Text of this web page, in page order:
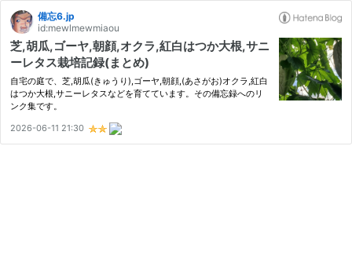
備忘6.jp
id:mewlmewmiaou
芝,胡瓜,ゴーヤ,朝顔,オクラ,紅白はつか大根,サニ
ーレタス栽培記録(まとめ)
自宅の庭で、芝,胡瓜(きゅうり),ゴーヤ,朝顔,(あさがお)オクラ,紅白
はつか大根,サニーレタスなどを育てています。その備忘録へのリ
ンク集です。
2026-06-11 21:30